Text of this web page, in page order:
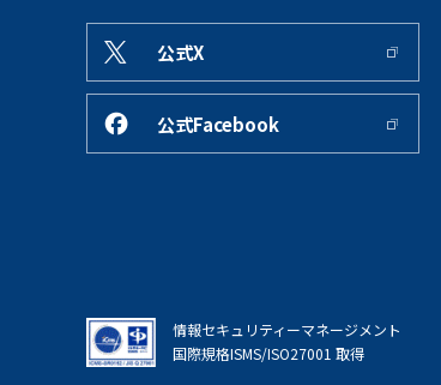
公式X
公式Facebook
情報セキュリティーマネージメント
国際規格ISMS/ISO27001 取得